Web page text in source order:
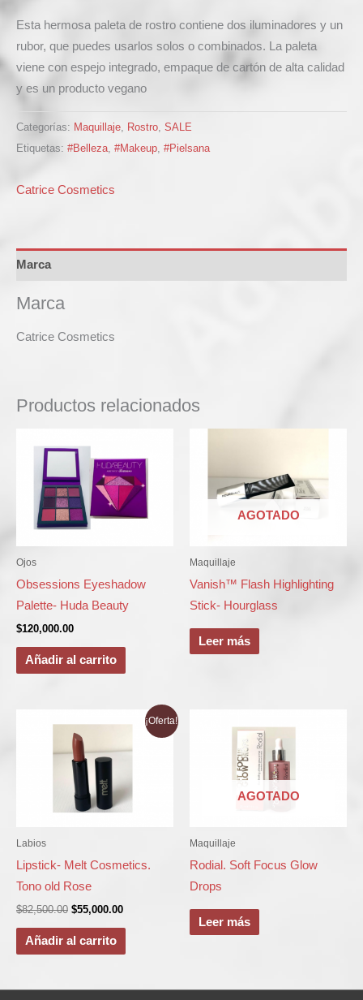
Esta hermosa paleta de rostro contiene dos iluminadores y un
rubor, que puedes usarlos solos o combinados. La paleta
viene con espejo integrado, empaque de cartón de alta calidad
y es un producto vegano
Categorías: Maquillaje, Rostro, SALE
Etiquetas: #Belleza, #Makeup, #Pielsana
Catrice Cosmetics
Marca
Marca
Catrice Cosmetics
Productos relacionados
Ojos
Obsessions Eyeshadow
Palette- Huda Beauty
$120,000.00
Añadir al carrito
AGOTADO
Maquillaje
Vanish™ Flash Highlighting
Stick- Hourglass
Leer más
¡Oferta!
Labios
Lipstick- Melt Cosmetics.
Tono old Rose
$82,500.00
original
era:
$82,500.00.
$55,000.00
precio
Añadir al carrito
AGOTADO
Maquillaje
Rodial. Soft Focus Glow
Drops
Leer más